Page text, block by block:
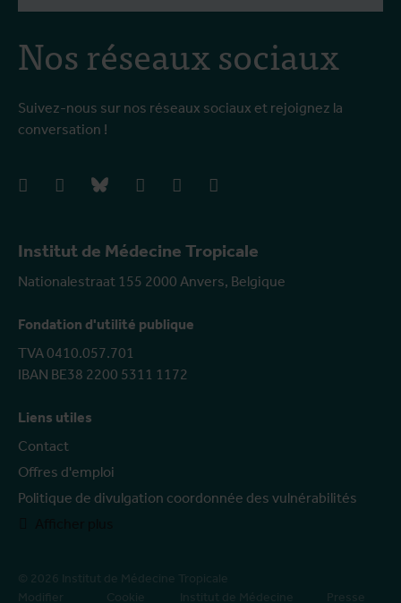
Institut de Médecine Tropicale
Nationalestraat 155 2000 Anvers, Belgique
Fondation d'utilité publique
TVA 0410.057.701
IBAN BE38 2200 5311 1172
Liens utiles
Contact
Offres d'emploi
Politique de divulgation coordonnée des vulnérabilités
Nos réseaux sociaux
Suivez-nous sur nos réseaux sociaux et rejoignez la
conversation !
facebookinstagrambluesky linkedIn youtube
© 2026 Institut de Médecine Tropicale
Modifier
Cookie Institut de Médecine Presse